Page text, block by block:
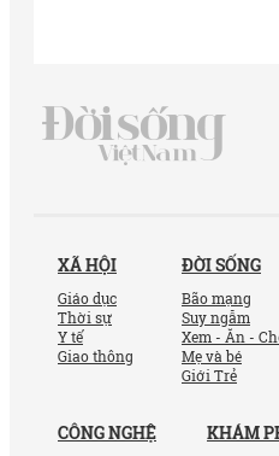
XÃ HỘI
Giáo dục
Thời sự
Y tế
Giao thông
ĐỜI SỐNG
Bão mạng
Suy ngẫm
Xem - Ăn -
Mẹ và bé
Giới Trẻ
CÔNG NGHỆ KHÁM